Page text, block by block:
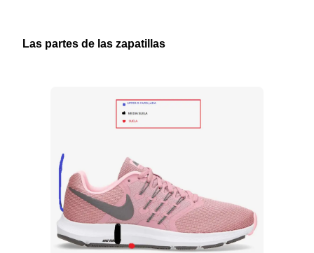
Las partes de las zapatillas